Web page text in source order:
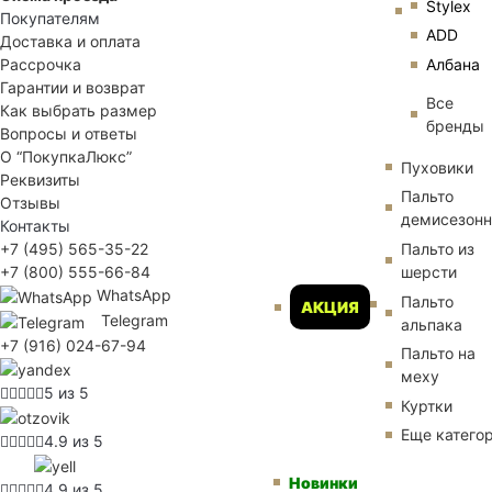
Stylex
ADD
Албана
Все
бренды
АКЦИЯ
Пуховики
Пальто
Пальто из
шерсти
Пальто
альпака
Пальто на
меху
Куртки
Еще
Новинки
Покупателям
Доставка и оплата
Рассрочка
Гарантии и возврат
Как выбрать размер
Вопросы и ответы
О “ПокупкаЛюкс”
Реквизиты
Отзывы
Контакты
+7 (495) 565-35-22
+7 (800) 555-66-84
WhatsApp
Telegram
+7 (916) 024-67-94
5 из 5
4.9 из 5